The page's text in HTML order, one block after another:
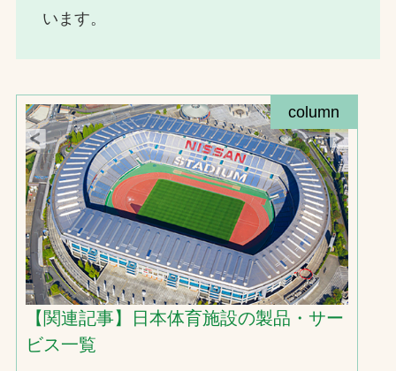
います。
column
【関連記事】日本体育施設の製品・サー
ビス一覧